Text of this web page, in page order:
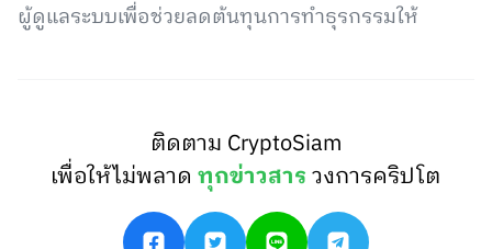
ผู้ดูแลระบบเพื่อช่วยลดต้นทุนการทำธุรกรรมให้
ติดตาม CryptoSiam
เพื่อให้ไม่พลาดทุกข่าวสารวงการคริปโต